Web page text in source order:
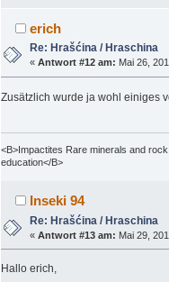
erich
Re: Hrašćina / Hraschina
«Antwort #12 am: Mai 26,
Zusätzlich wurde ja wohl einiges
<B>Impactites Rare minerals and
education</B>
Inseki 94
Re: Hrašćina / Hraschina
«Antwort #13 am: Mai 29,
Hallo erich,